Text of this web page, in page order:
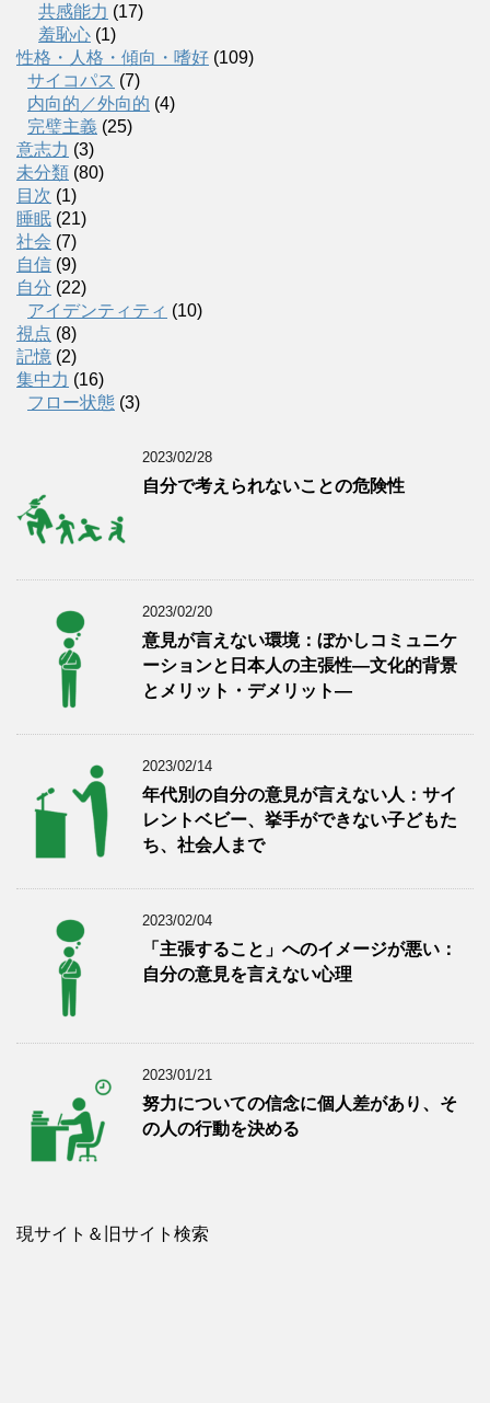
共感能力 (17)
羞恥心 (1)
性格・人格・傾向・嗜好 (109)
サイコパス (7)
内向的／外向的 (4)
完璧主義 (25)
意志力 (3)
未分類 (80)
目次 (1)
睡眠 (21)
社会 (7)
自信 (9)
自分 (22)
アイデンティティ (10)
視点 (8)
記憶 (2)
集中力 (16)
フロー状態 (3)
2023/02/28
自分で考えられないことの危険性
2023/02/20
意見が言えない環境：ぼかしコミュニケ
ーションと日本人の主張性―文化的背景
とメリット・デメリット―
2023/02/14
年代別の自分の意見が言えない人：サイ
レントベビー、挙手ができない子どもた
ち、社会人まで
2023/02/04
「主張すること」へのイメージが悪い：
自分の意見を言えない心理
2023/01/21
努力についての信念に個人差があり、そ
の人の行動を決める
現サイト＆旧サイト検索